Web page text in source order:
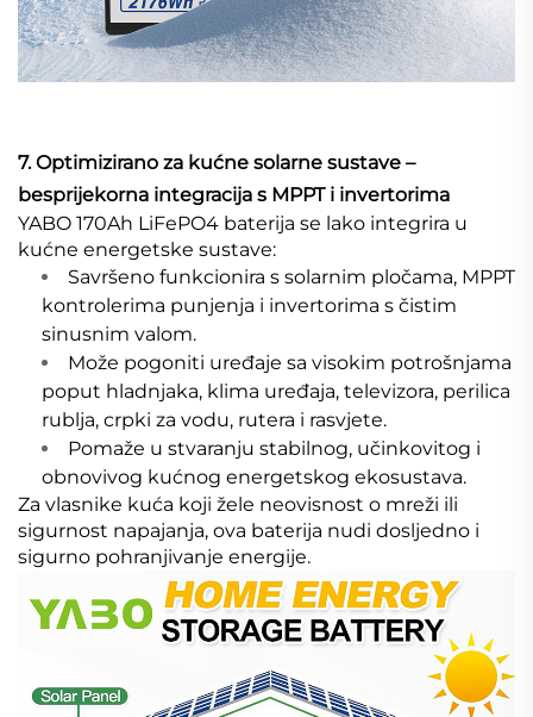
7. Optimizirano za kućne solarne sustave –
besprijekorna integracija s MPPT i invertorima
YABO 170Ah LiFePO4 baterija se lako integrira u
kućne energetske sustave:
Savršeno funkcionira s solarnim pločama, MPPT
kontrolerima punjenja i invertorima s čistim
sinusnim valom.
Može pogoniti uređaje sa visokim potrošnjama
poput hladnjaka, klima uređaja, televizora, perilica
rublja, crpki za vodu, rutera i rasvjete.
Pomaže u stvaranju stabilnog, učinkovitog i
obnovivog kućnog energetskog ekosustava.
Za vlasnike kuća koji žele neovisnost o mreži ili
sigurnost napajanja, ova baterija nudi dosljedno i
sigurno pohranjivanje energije.